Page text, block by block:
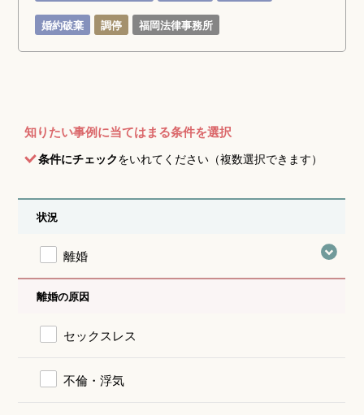
婚約破棄 調停 福岡法律事務所
知りたい事例に当てはまる条件を選択
条件にチェックをいれてください（複数選択できます）
状況
離婚
離婚の原因
セックスレス
不倫・浮気